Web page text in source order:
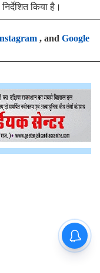
किया है।
, and Google